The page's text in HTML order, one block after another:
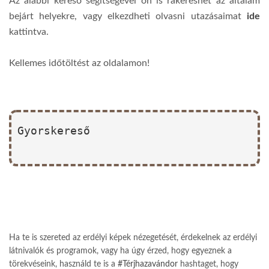
bejárt helyekre, vagy elkezdheti olvasni utazásaimat ide
kattintva.
Kellemes időtöltést az oldalamon!
Gyorskereső
Ha te is szereted az erdélyi képek nézegetését, érdekelnek az erdélyi
látnivalók és programok, vagy ha úgy érzed, hogy egyeznek a
törekvéseink, használd te is a #Térjhazavándor hashtaget, hogy